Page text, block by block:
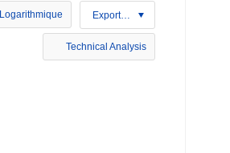
Logarithmique Exportation
Technical Analysis